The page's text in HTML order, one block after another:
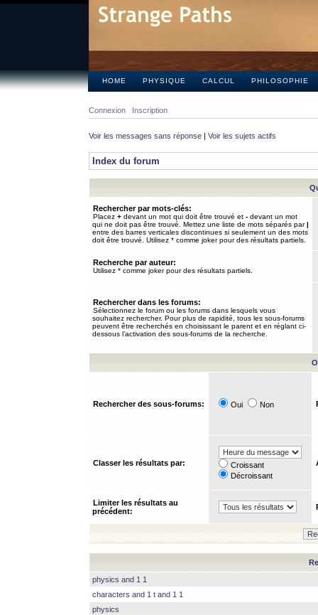
HOME PHYSIQUE CALCUL PHILOSOPHIE
Connexion Inscription
Voir les messages sans réponse | Voir les sujets actifs
Index du forum
Rechercher par mots-clés:
Placez + devant un mot qui doit être trouvé et - devant un mot
qui ne doit pas être trouvé. Mettez une liste de mots séparés par|
entre des barres verticales discontinues si seulement un des mots
doit être trouvé. Utilisez * comme joker pour des résultats partiels.
Recherche par auteur:
Utilisez * comme joker pour des résultats partiels.
Rechercher dans les forums:
Sélectionnez le forum ou les forums dans lesquels vous
souhaitez rechercher. Pour plus de rapidité, tous les sous-forums
peuvent être recherchés en choisissant le parent et en réglant ci-
dessous l’activation des sous-forums de la recherche.
Rechercher des sous-forums: Oui Non
Classer les résultats par:
Croissant
Décroissant
Limiter les résultats au
précédent:
physics and 1 1
characters and 1 t and 1 1
physics